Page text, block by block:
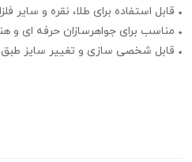
• قابل استفاده برای طلا، نقره و سایر
• مناسب برای جواهرسازان حرفه‌ ای و
• قابل شخصی‌ سازی و تغییر سایز